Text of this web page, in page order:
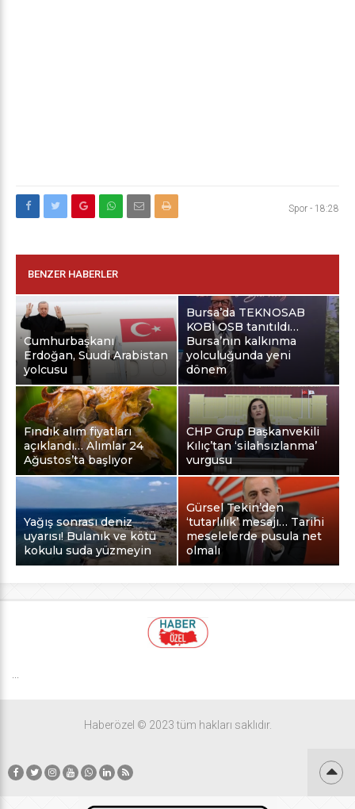
Spor - 18:28
BENZER HABERLER
Cumhurbaşkanı
Erdoğan, Suudi Arabistan
yolcusu
Bursa’da TEKNOSAB
KOBİ OSB tanıtıldı…
Bursa’nın kalkınma
yolculuğunda yeni
dönem
Fındık alım fiyatları
açıklandı… Alımlar 24
Ağustos’ta başlıyor
CHP Grup Başkanvekili
Kılıç’tan ‘silahsızlanma’
vurgusu
Yağış sonrası deniz
uyarısı! Bulanık ve kötü
kokulu suda yüzmeyin
Gürsel Tekin’den
‘tutarlılık’ mesajı… Tarihi
meselelerde pusula net
olmalı
Haberözel © 2023 tüm hakları saklıdır.